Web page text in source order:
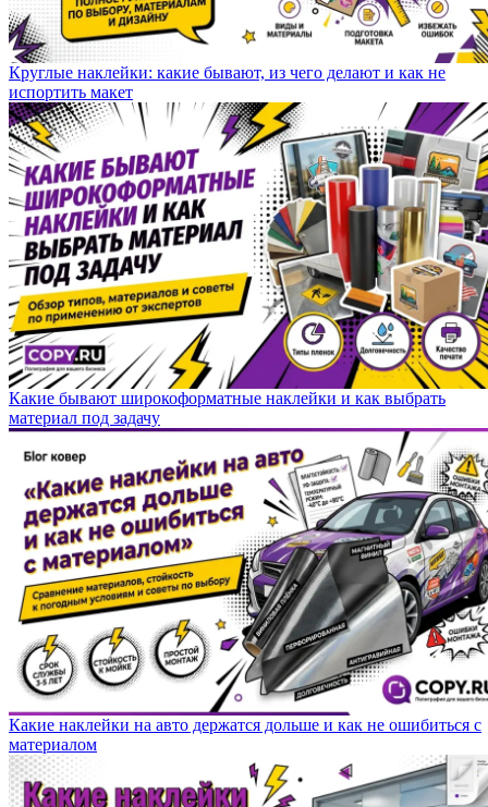
Круглые наклейки: какие бывают, из чего делают и как не
испортить макет
Какие бывают широкоформатные наклейки и как выбрать
материал под задачу
Какие наклейки на авто держатся дольше и как не ошибиться с
материалом